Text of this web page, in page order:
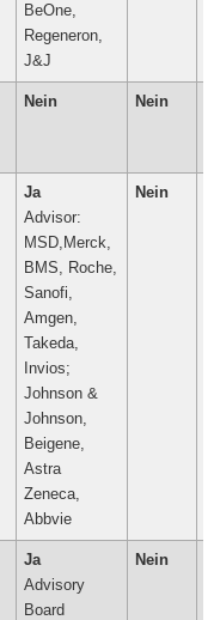
BeOne,
Regeneron,
J&J
Nein Nein
Ja
Advisor:
MSD,Merck,
BMS, Roche,
Sanofi,
Amgen,
Takeda,
Invios;
Johnson &
Johnson,
Beigene,
Astra
Zeneca,
Nein
Ja
Advisory
Board
Nein